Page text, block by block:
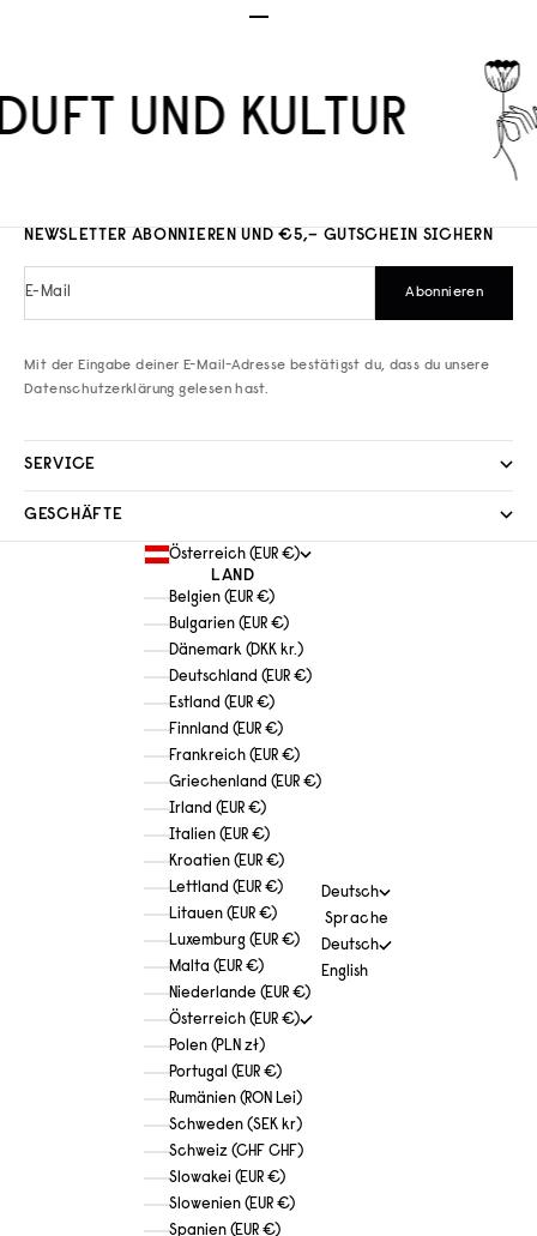
UND KULTUR
NEWSLETTER ABONNIEREN UND €5,– GUTSCHEIN SICHERN
E-Mail Abonnieren
Mit der Eingabe deiner E-Mail-Adresse bestätigst du, dass du unsere
Datenschutzerklärung gelesen hast.
SERVICE
GESCHÄFTE
Österreich (EUR €)
LAND
Belgien (EUR €)
Bulgarien (EUR €)
Dänemark (DKK kr.)
Deutschland (EUR €)
Estland (EUR €)
Finnland (EUR €)
Frankreich (EUR €)
Griechenland (EUR €)
Irland (EUR €)
Italien (EUR €)
Kroatien (EUR €)
Lettland (EUR €)
Litauen (EUR €)
Luxemburg (EUR €)
Malta (EUR €)
Niederlande (EUR €)
Österreich (EUR €)
Polen (PLN zł)
Portugal (EUR €)
Rumänien (RON Lei)
Schweden (SEK kr)
Schweiz (CHF CHF)
Slowakei (EUR €)
Slowenien (EUR €)
Spanien (EUR €)
Deutsch
Sprache
Deutsch
English